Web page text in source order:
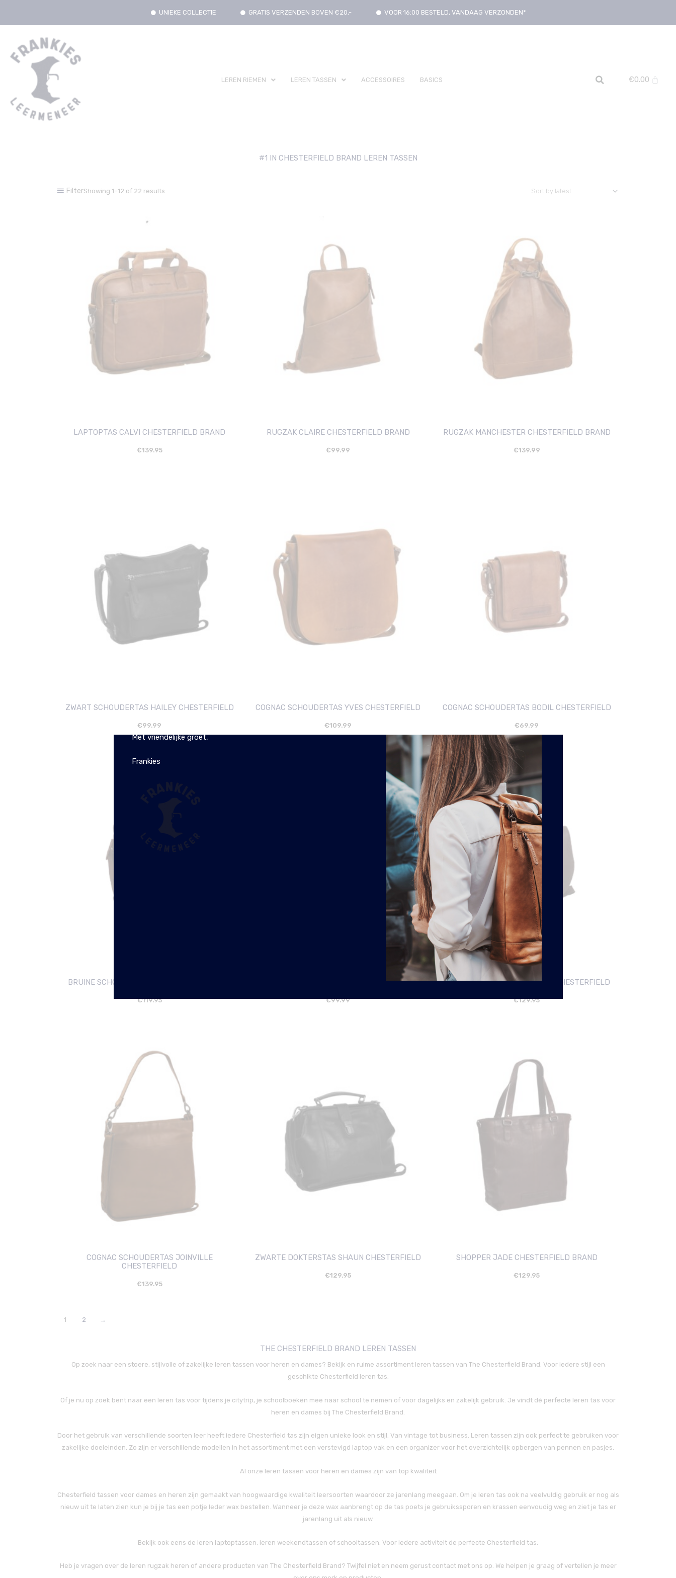
UNIEKE COLLECTIE GRATIS VERZENDEN BOVEN €20,- VOOR 16:00 BESTELD, VANDAAG VERZONDEN*
LEREN RIEMEN LEREN TASSEN ACCESSOIRES BASICS €0.00
#1 IN CHESTERFIELD BRAND LEREN TASSEN
FilterShowing 1–12 of 22 results
LAPTOPTAS CALVI CHESTERFIELD BRAND
€139.95
RUGZAK CLAIRE CHESTERFIELD BRAND
€99.99
RUGZAK MANCHESTER CHESTERFIELD BRAND
€139.99
ZWART SCHOUDERTAS HAILEY CHESTERFIELD
€99.99
COGNAC SCHOUDERTAS YVES CHESTERFIELD
€109.99
COGNAC SCHOUDERTAS BODIL CHESTERFIELD
€69.99
BRUINE SCHOUDERTAS REMY CHESTERFIELD
€119.95
COGNAC SCHOUDERTAS MIA CHESTERFIELD
€99.99
BRUINE SCHOUDERTAS MILLIE CHESTERFIELD
€129.95
COGNAC SCHOUDERTAS JOINVILLE
CHESTERFIELD
€139.95
ZWARTE DOKTERSTAS SHAUN CHESTERFIELD
€129.95
SHOPPER JADE CHESTERFIELD BRAND
€129.95
1 2 →
THE CHESTERFIELD BRAND LEREN TASSEN
Op zoek naar een stoere, stijlvolle of zakelijke leren tassen voor heren en dames? Bekijk en ruime assortiment leren tassen van The Chesterfield Brand. Voor iedere stijl een
geschikte Chesterfield leren tas.
Of je nu op zoek bent naar een leren tas voor tijdens je citytrip, je schoolboeken mee naar school te nemen of voor dagelijks en zakelijk gebruik. Je vindt dé perfecte leren tas voor
heren en dames bij The Chesterfield Brand.
Door het gebruik van verschillende soorten leer heeft iedere Chesterfield tas zijn eigen unieke look en stijl. Van vintage tot business. Leren tassen zijn ook perfect te gebruiken voor
zakelijke doeleinden. Zo zijn er verschillende modellen in het assortiment met een verstevigd laptop vak en een organizer voor het overzichtelijk opbergen van pennen en pasjes.
Al onze leren tassen voor heren en dames zijn van top kwaliteit
Chesterfield tassen voor dames en heren zijn gemaakt van hoogwaardige kwaliteit leersoorten waardoor ze jarenlang meegaan. Om je leren tas ook na veelvuldig gebruik er nog als
nieuw uit te laten zien kun je bij je tas een potje leder wax bestellen. Wanneer je deze wax aanbrengt op de tas poets je gebruikssporen en krassen eenvoudig weg en ziet je tas er
jarenlang uit als nieuw.
Bekijk ook eens de leren laptoptassen, leren weekendtassen of schooltassen. Voor iedere activiteit de perfecte Chesterfield tas.
Heb je vragen over de leren rugzak heren of andere producten van The Chesterfield Brand? Twijfel niet en neem gerust contact met ons op. We helpen je graag of vertellen je meer
De webwinkel is tijdelijk gesloten wegens vakantie!
Met vriendelijke groet,
Frankies